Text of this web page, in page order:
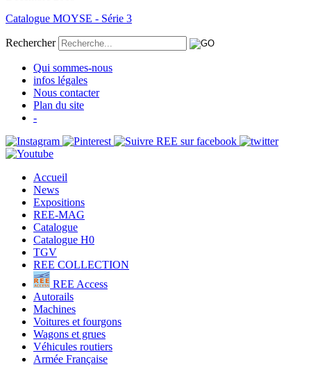
Catalogue MOYSE - Série 3
Rechercher
Qui sommes-nous
infos légales
Nous contacter
Plan du site
-
Accueil
News
Expositions
REE-MAG
Catalogue
Catalogue H0
TGV
REE COLLECTION
REE Access
Autorails
Machines
Voitures et fourgons
Wagons et grues
Véhicules routiers
Armée Française